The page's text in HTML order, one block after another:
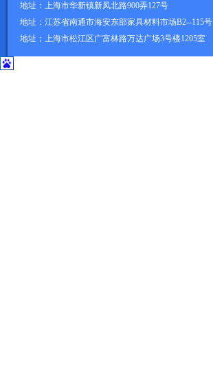
地址：上海市华新镇新凤北路900弄127号
地址：江苏省南通市海安东部家具材料市场B2--115号
地址； 上海市松江区广富林路万达广场3号楼1205室